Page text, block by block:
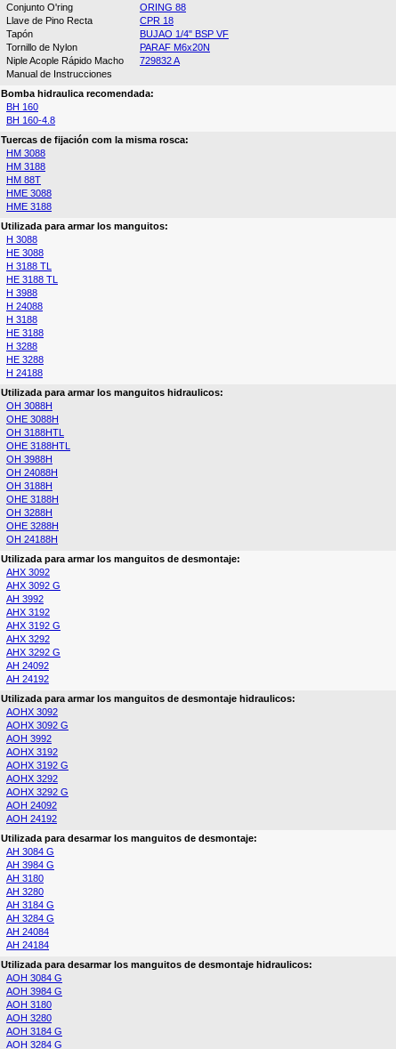
Conjunto O'ring
ORING 88
Llave de Pino Recta
CPR 18
Tapón
BUJAO 1/4" BSP VF
Tornillo de Nylon
PARAF M6x20N
Niple Acople Rápido Macho
729832 A
Manual de Instrucciones
Bomba hidraulica recomendada:
BH 160
BH 160-4.8
Tuercas de fijación com la misma rosca:
HM 3088
HM 3188
HM 88T
HME 3088
HME 3188
Utilizada para armar los manguitos:
H 3088
HE 3088
H 3188 TL
HE 3188 TL
H 3988
H 24088
H 3188
HE 3188
H 3288
HE 3288
H 24188
Utilizada para armar los manguitos hidraulicos:
OH 3088H
OHE 3088H
OH 3188HTL
OHE 3188HTL
OH 3988H
OH 24088H
OH 3188H
OHE 3188H
OH 3288H
OHE 3288H
OH 24188H
Utilizada para armar los manguitos de desmontaje:
AHX 3092
AHX 3092 G
AH 3992
AHX 3192
AHX 3192 G
AHX 3292
AHX 3292 G
AH 24092
AH 24192
Utilizada para armar los manguitos de desmontaje hidraulicos:
AOHX 3092
AOHX 3092 G
AOH 3992
AOHX 3192
AOHX 3192 G
AOHX 3292
AOHX 3292 G
AOH 24092
AOH 24192
Utilizada para desarmar los manguitos de desmontaje:
AH 3084 G
AH 3984 G
AH 3180
AH 3280
AH 3184 G
AH 3284 G
AH 24084
AH 24184
Utilizada para desarmar los manguitos de desmontaje hidraulicos:
AOH 3084 G
AOH 3984 G
AOH 3180
AOH 3280
AOH 3184 G
AOH 3284 G